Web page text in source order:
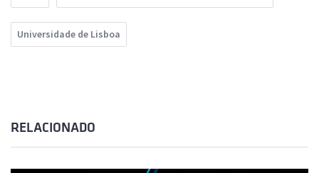
Universidade de Lisboa
RELACIONADO